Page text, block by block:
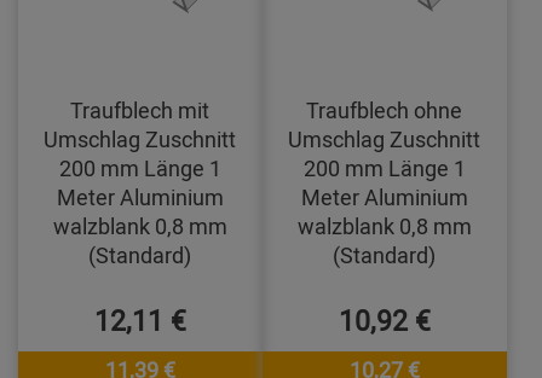
Traufblech mit
Umschlag Zuschnitt
200 mm Länge 1
Meter Aluminium
walzblank 0,8 mm
(Standard)
12,11 €
11,39 €
Traufblech ohne
Umschlag Zuschnitt
200 mm Länge 1
Meter Aluminium
walzblank 0,8 mm
(Standard)
10,92 €
10,27 €